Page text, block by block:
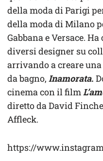
della moda di Parigi
della moda di Milano
Gabbana e Versace.
diversi designer su
arrivando a creare
da bagno, Inamorata.
cinema con il film
diretto da David
Affleck.
https://